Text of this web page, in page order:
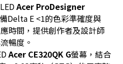
Acer ProDesigner
Delta E <1的色彩準確度與
時間，提供創作者及設計師
暢度。
Acer CE320QK G螢幕，結合